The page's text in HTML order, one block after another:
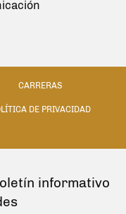
CARRERAS
DE PRIVACIDAD
informativo